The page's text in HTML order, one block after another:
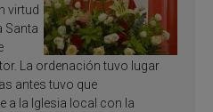
virtud
Santa
La ordenación tuvo lugar
antes tuvo que
a la Iglesia local con la